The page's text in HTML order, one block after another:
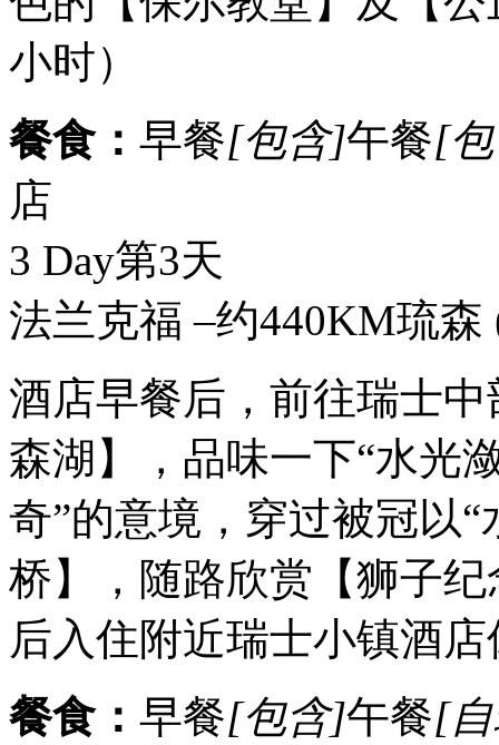
小时）
餐食： 早餐[包含]午餐[
店
3 Day第3天
法兰克福 –约440KM琉森
酒店早餐后，前往瑞士
森湖】，品味一下“水光
奇”的意境，穿过被冠以
桥】，随路欣赏【狮子
后入住附近瑞士小镇酒
餐食： 早餐[包含]午餐[